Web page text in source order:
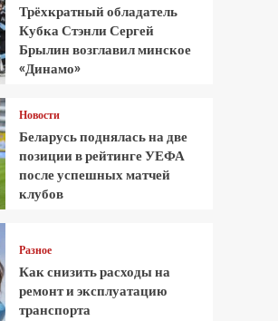
Трёхкратный обладатель
Кубка Стэнли Сергей
Брылин возглавил минское
«Динамо»
Новости
Беларусь поднялась на две
позиции в рейтинге УЕФА
после успешных матчей
клубов
Разное
Как снизить расходы на
ремонт и эксплуатацию
транспорта